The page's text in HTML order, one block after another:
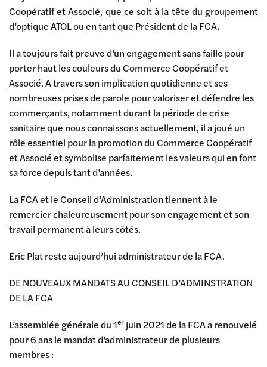
Coopératif et Associé, que ce soit à la tête du groupement
d’optique ATOL ou en tant que Président de la FCA.
Il a toujours fait preuve d’un engagement sans faille pour
porter haut les couleurs du Commerce Coopératif et
Associé. A travers son implication quotidienne et ses
nombreuses prises de parole pour valoriser et défendre les
commerçants, notamment durant la période de crise
sanitaire que nous connaissons actuellement, il a joué un
rôle essentiel pour la promotion du Commerce Coopératif
et Associé et symbolise parfaitement les valeurs qui en font
sa force depuis tant d’années.
La FCA et le Conseil d’Administration tiennent à le
remercier chaleureusement pour son engagement et son
travail permanent à leurs côtés.
Eric Plat reste aujourd’hui administrateur de la FCA.
DE NOUVEAUX MANDATS AU CONSEIL D’ADMINSTRATION
DE LA FCA
L’assemblée générale du 1er juin 2021 de la FCA a renouvelé
pour 6 ans le mandat d’administrateur de plusieurs
membres :